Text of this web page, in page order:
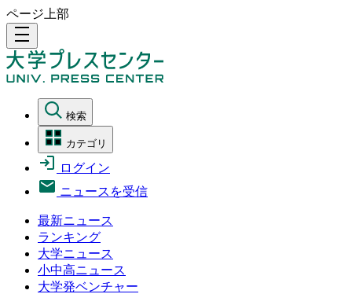
ページ上部
density_medium
検索
カテゴリ
ログイン
ニュースを受信
最新ニュース
ランキング
大学ニュース
小中高ニュース
大学発ベンチャー